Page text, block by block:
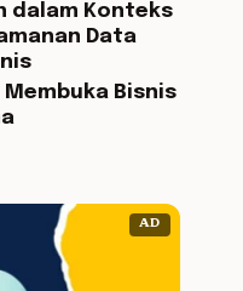
dalam Konteks
Data
Bisnis
AD